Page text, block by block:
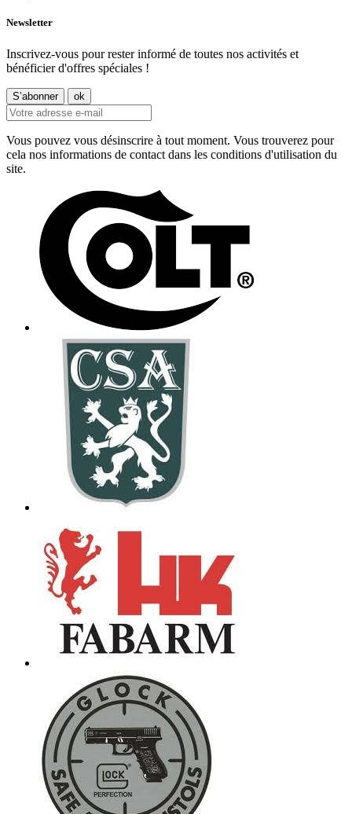
Newsletter
Inscrivez-vous pour rester informé de toutes nos activités et
bénéficier d'offres spéciales !
Vous pouvez vous désinscrire à tout moment. Vous trouverez pour
cela nos informations de contact dans les conditions d'utilisation du
site.